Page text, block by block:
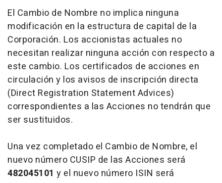
El Cambio de Nombre no implica ninguna
modificación en la estructura de capital de la
Corporación. Los accionistas actuales no
necesitan realizar ninguna acción con respecto a
este cambio. Los certificados de acciones en
circulación y los avisos de inscripción directa
(Direct Registration Statement Advices)
correspondientes a las Acciones no tendrán que
ser sustituidos.
Una vez completado el Cambio de Nombre, el
nuevo número CUSIP de las Acciones será
482045101 y el nuevo número ISIN será